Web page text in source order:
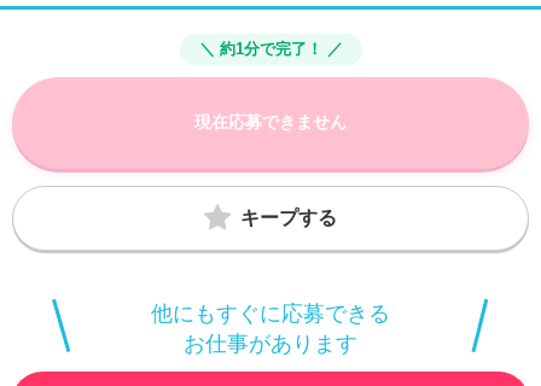
＼ 約1分で完了！ ／
現在応募できません
キープする
他にもすぐに応募できる
お仕事があります